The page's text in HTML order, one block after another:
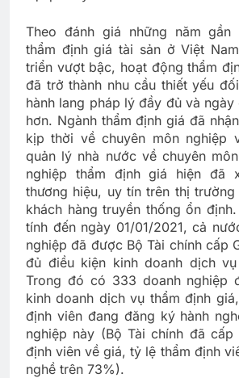
Theo đánh giá những năm gần
thẩm định giá tài sản ở Việt
triển vượt bậc, hoạt động thẩm
đã trở thành nhu cầu thiết yếu
hành lang pháp lý đầy đủ và ngày
hơn. Ngành thẩm định giá đã
kịp thời về chuyên môn nghiệp
quản lý nhà nước về chuyên
nghiệp thẩm định giá hiện đã
thương hiệu, uy tín trên thị
khách hàng truyền thống ổn
tính đến ngày 01/01/2021, cả
nghiệp đã được Bộ Tài chính cấp
đủ điều kiện kinh doanh dịch
Trong đó có 333 doanh nghiệp
kinh doanh dịch vụ thẩm định
định viên đang đăng ký hành
nghiệp này (Bộ Tài chính đã
định viên về giá, tỷ lệ thẩm định
nghề trên 73%).